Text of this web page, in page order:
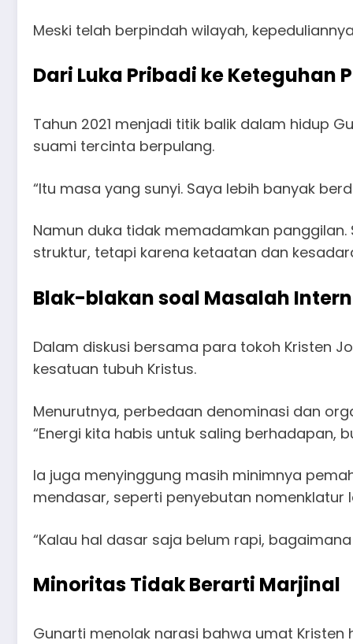
Meski telah berpindah wilayah,
Dari Luka Pribadi ke Keteguhan
Tahun 2021 menjadi titik balik dalam hidup
suami tercinta berpulang.
“Itu masa yang sunyi. Saya lebih banyak
Namun duka tidak memadamkan
struktur, tetapi karena ketaatan dan
Blak-blakan soal Masalah
Dalam diskusi bersama para tokoh Kristen
kesatuan tubuh Kristus.
Menurutnya, perbedaan denominasi dan
“Energi kita habis untuk saling berhadapan,
Ia juga menyinggung masih minimnya
mendasar, seperti penyebutan nomenklatur
“Kalau hal dasar saja belum rapi,
Minoritas Tidak Berarti Marjinal
Gunarti menolak narasi bahwa umat Kristen